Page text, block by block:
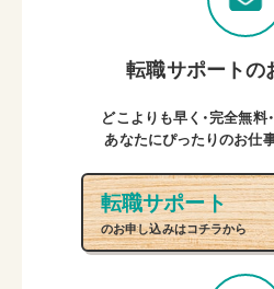
転職サポートの
どこよりも早く・完全無料
あなたにぴったりのお仕
転職サポート
のお申し込みはコチラから